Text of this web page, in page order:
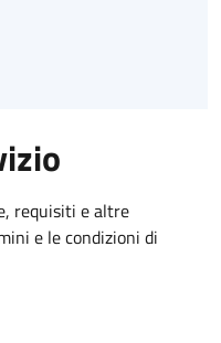
requisiti e altre
e le condizioni di